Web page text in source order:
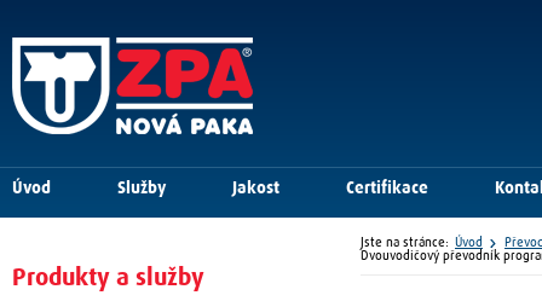
Produkty a služby
Úvod Služby Jakost Certifikace
Jste na stránce: Úvod
Dvouvodičový převodník